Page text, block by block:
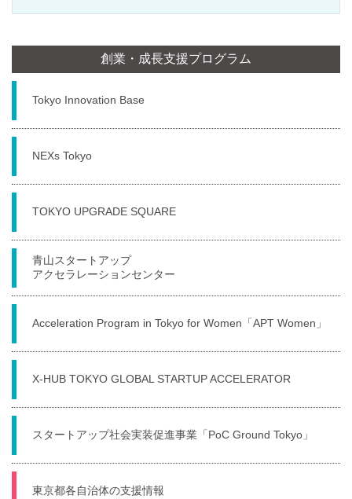
創業・成長支援プログラム
Tokyo Innovation Base
NEXs Tokyo
TOKYO UPGRADE SQUARE
青山スタートアップ
アクセラレーションセンター
Acceleration Program in Tokyo for Women「APT Women」
X-HUB TOKYO GLOBAL STARTUP ACCELERATOR
スタートアップ社会実装促進事業「PoC Ground Tokyo」
東京都各自治体の支援情報